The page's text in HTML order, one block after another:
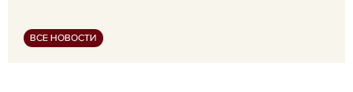
ВСЕ НОВОСТИ